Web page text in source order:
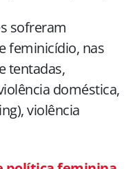
sofreram
feminicídio, nas
tentadas,
doméstica,
violência